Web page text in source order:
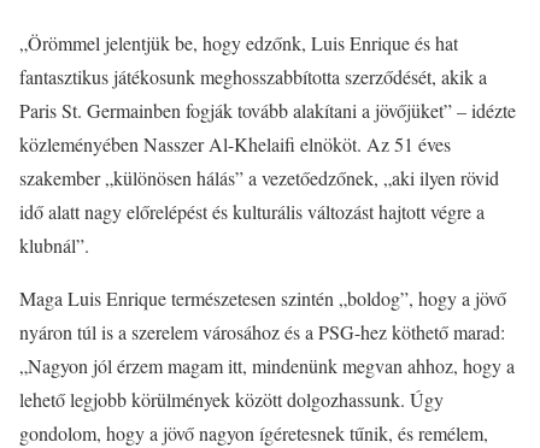
„Örömmel jelentjük be, hogy edzőnk, Luis Enrique és hat
fantasztikus játékosunk meghosszabbította szerződését, akik a
Paris St. Germainben fogják tovább alakítani a jövőjüket” – idézte
közleményében Nasszer Al-Khelaifi elnököt. Az 51 éves
szakember „különösen hálás” a vezetőedzőnek, „aki ilyen rövid
idő alatt nagy előrelépést és kulturális változást hajtott végre a
klubnál”.
Maga Luis Enrique természetesen szintén „boldog”, hogy a jövő
nyáron túl is a szerelem városához és a PSG-hez köthető marad:
„Nagyon jól érzem magam itt, mindenünk megvan ahhoz, hogy a
lehető legjobb körülmények között dolgozhassunk. Úgy
gondolom, hogy a jövő nagyon ígéretesnek tűnik, és remélem,